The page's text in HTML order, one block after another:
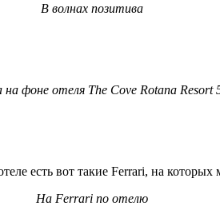
В волнах позитива
на фоне отеля The Cove Rotana Resort
есть вот такие Ferrari, на
На Ferrari по отелю